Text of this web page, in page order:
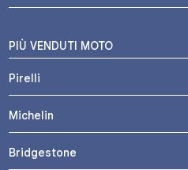
PIÙ VENDUTI MOTO
Pirelli
Michelin
Bridgestone